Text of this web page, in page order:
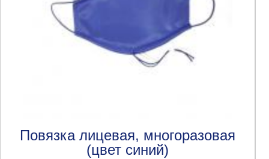
Повязка лицевая, многоразовая
(цвет синий)